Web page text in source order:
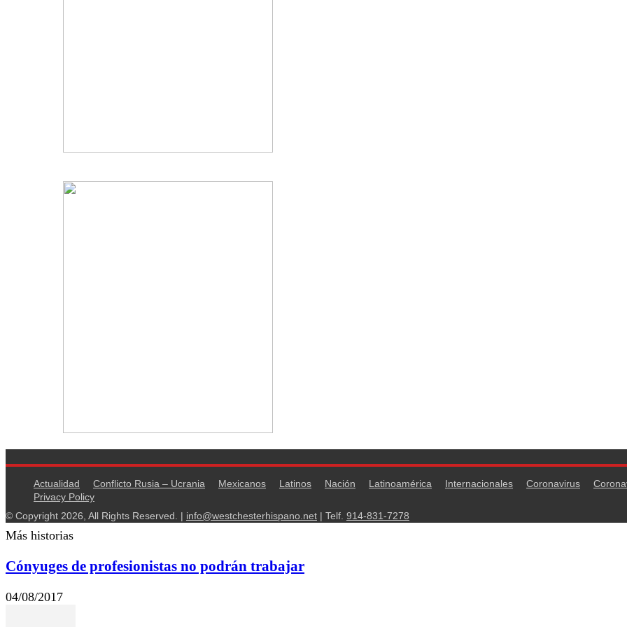
Actualidad Conflicto Rusia – Ucrania Mexicanos Latinos Nación Latinoamérica Internacionales Coronavirus
Privacy Policy
© Copyright 2026, All Rights Reserved. | info@westchesterhispano.net | Telf. 914-831-7278
Más historias
Cónyuges de profesionistas no podrán trabajar
04/08/2017